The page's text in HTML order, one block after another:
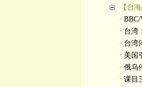
【台
·
· 台湾
· 台湾
· 美国
· 俄乌
· 课目